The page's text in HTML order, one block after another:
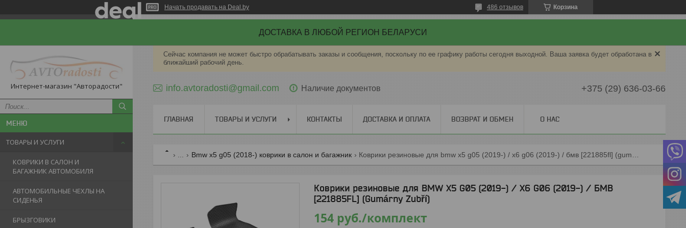
Начать продавать на Deal.by Корзина
486 отзывов
ДОСТАВКА В ЛЮБОЙ РЕГИОН БЕЛАРУСИ
Интернет-магазин "Авторадости"
ТОВАРЫ И УСЛУГИ
КОВРИКИ В САЛОН И
БАГАЖНИК АВТОМОБИЛЯ
АВТОМОБИЛЬНЫЕ ЧЕХЛЫ НА
СИДЕНЬЯ
БРЫЗГОВИКИ
Сейчас компания не может быстро обрабатывать заказы и сообщения, поскольку по ее графику работы сегодня выходной. Ваша заявка будет обработана в
ближайший рабочий день.
info.avtoradosti@gmail.com Наличие документов +375 (29) 636-03-66
ГЛАВНАЯ ТОВАРЫ И УСЛУГИ КОНТАКТЫ ДОСТАВКА И ОПЛАТА ВОЗВРАТ И ОБМЕН О НАС
Bmw x5 g05 (2018-) коврики в салон и багажник
Коврики резиновые для BMW X5 G05 (2019-) / X6 G06 (2019-) / БМВ
[221885FL] (Gumárny Zubří)
154 руб./комплект